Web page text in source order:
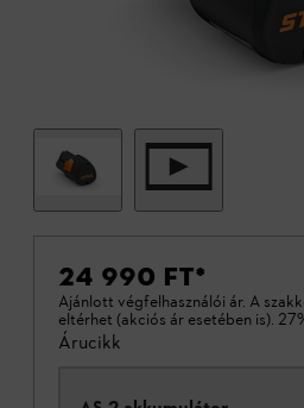
24 990 FT*
Ajánlott végfelhasználói ár. A
eltérhet (akciós ár esetében is).
Árucikk